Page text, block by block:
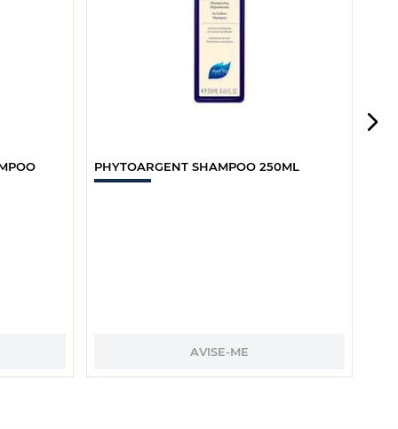
PHYTOARGENT SHAMPOO 250ML
AVISE-ME